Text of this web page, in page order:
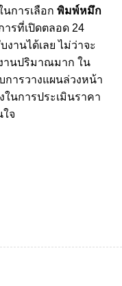
การเลือก พิมพ์หมึก
รที่เปิดตลอด 24
านได้เลย ไม่ว่าจะ
านปริมาณมาก ใน
การวางแผนล่วงหน้า
นการประเมินราคา
จ